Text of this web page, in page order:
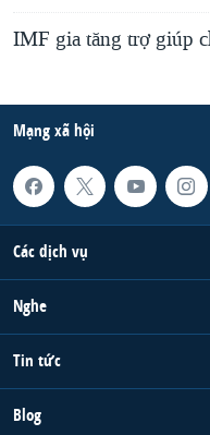
IMF gia tăng trợ giúp
Mạng xã hội
Các dịch vụ
Nghe
Tin tức
Blog